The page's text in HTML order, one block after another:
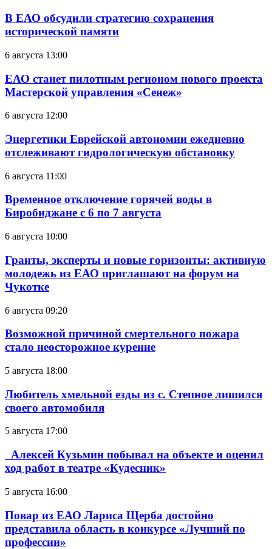
В ЕАО обсудили стратегию сохранения
исторической памяти
6 августа 13:00
ЕАО станет пилотным регионом нового проекта
Мастерской управления «Сенеж»
6 августа 12:00
Энергетики Еврейской автономии ежедневно
отслеживают гидрологическую обстановку
6 августа 11:00
Временное отключение горячей воды в
Биробиджане с 6 по 7 августа
6 августа 10:00
Гранты, эксперты и новые горизонты: активную
молодежь из ЕАО приглашают на форум на
Чукотке
6 августа 09:20
Возможной причиной смертельного пожара
стало неосторожное курение
5 августа 18:00
Любитель хмельной езды из с. Степное лишился
своего автомобиля
5 августа 17:00
Алексей Кузьмин побывал на объекте и оценил
ход работ в театре «Кудесник»
5 августа 16:00
Повар из ЕАО Лариса Щерба достойно
представила область в конкурсе «Лучший по
профессии»